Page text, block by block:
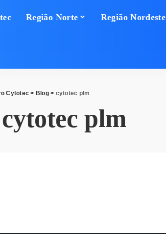
Região Norte Região Nordeste
Cytotec > Blog> cytotec plm
cytotec plm